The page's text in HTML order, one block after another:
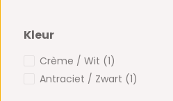
Kleur
Crème / Wit (1)
Antraciet / Zwart (1)